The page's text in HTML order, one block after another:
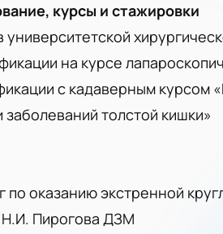
курсы и стажировки
университетской
на курсе
с кадаверным курсом
толстой кишки»
по оказанию экстренной
Пирогова ДЗМ